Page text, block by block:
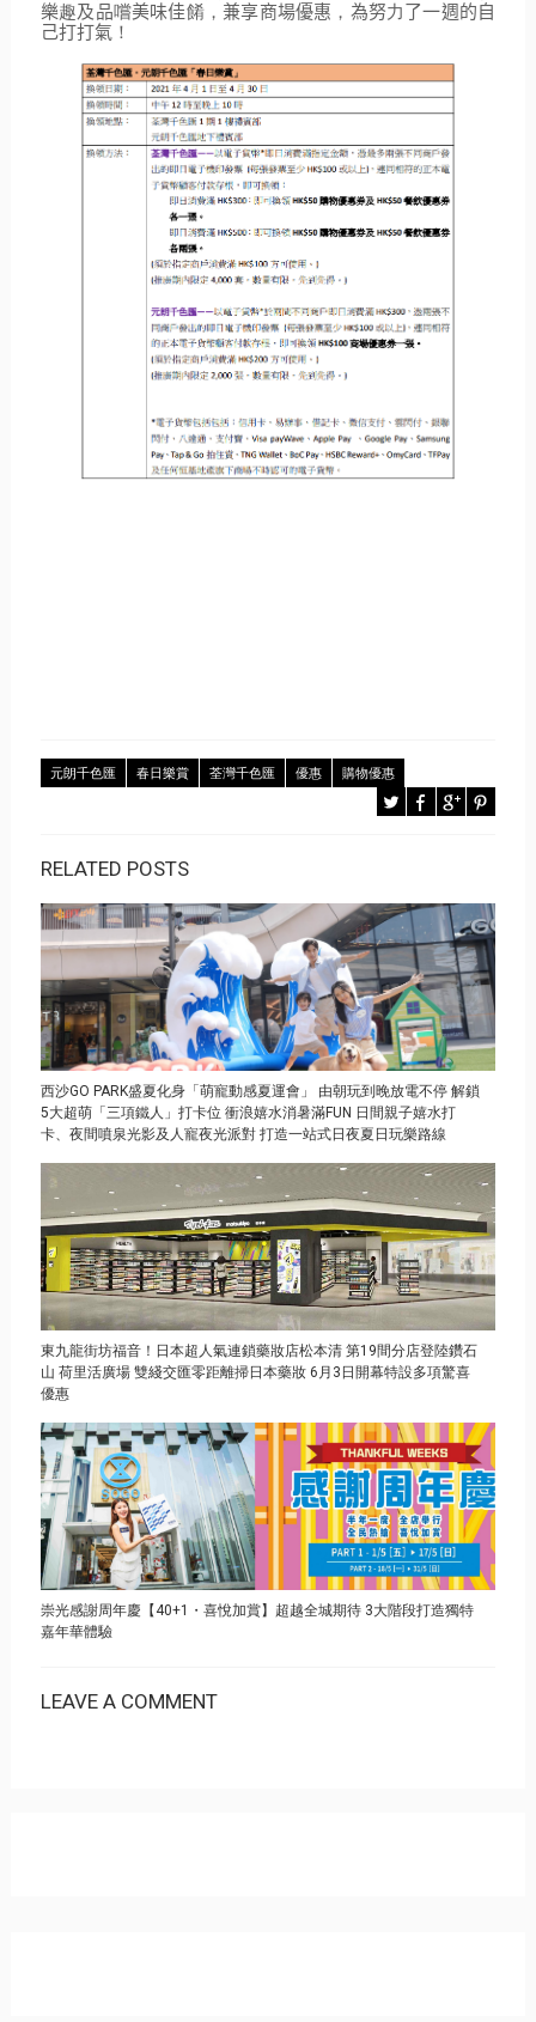
樂趣及品嚐美味佳餚，兼享商場優惠 ， 為努力了一週的自
己打打氣！
元朗千色匯 春日樂賞 荃灣千色匯 優惠 購物優惠
RELATED POSTS
西沙GO PARK盛夏化身「萌寵動感夏運會」 由朝玩到晚放電不停 解鎖
5大超萌「三項鐵人」打卡位 衝浪嬉水消暑滿FUN 日間親子嬉水打
卡、夜間噴泉光影及人寵夜光派對 打造一站式日夜夏日玩樂路線
東九龍街坊福音！日本超人氣連鎖藥妝店松本清 第19間分店登陸鑽石
山 荷里活廣場 雙綫交匯零距離掃日本藥妝 6月3日開幕特設多項驚喜
優惠
崇光感謝周年慶【40+1・喜悅加賞】超越全城期待 3大階段打造獨特
嘉年華體驗
LEAVE A COMMENT